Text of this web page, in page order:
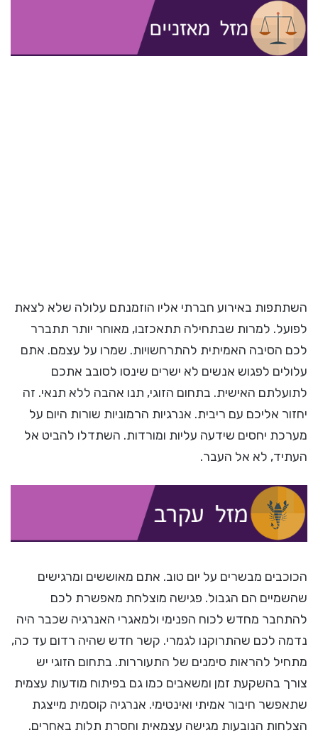
השתתפות באירוע חברתי אליו הוזמנתם עלולה שלא לצאת
לפועל. למרות שבתחילה תתאכזבו, מאוחר יותר תתברר
לכם הסיבה האמיתית להתרחשויות. שמרו על עצמם. אתם
עלולים לפגוש אנשים לא ישרים שינסו לסובב אתכם
לתועלתם האישית. בתחום הזוגי, תנו אהבה ללא תנאי. זה
יחזור אליכם עם ריבית. אנרגיות הרמוניות שורות היום על
מערכת יחסים שידעה עליות ומורדות. השתדלו להביט אל
העתיד, לא אל העבר.
הכוכבים מבשרים על יום טוב. אתם מאוששים ומרגישים
שהשמיים הם הגבול. פגישה מוצלחת מאפשרת לכם
להתחבר מחדש לכוח הפנימי ולמאגרי האנרגיה שכבר היה
נדמה לכם שהתרוקנו לגמרי. קשר חדש שהיה רדום עד כה,
מתחיל להראות סימנים של התעוררות. בתחום הזוגי יש
צורך בהשקעת זמן ומשאבים כמו גם בפיתוח מודעות עצמית
שתאפשר חיבור אמיתי ואינטימי. אנרגיה קוסמית מייצגת
הצלחות הנובעות מגישה עצמאית וחסרת תלות באחרים.